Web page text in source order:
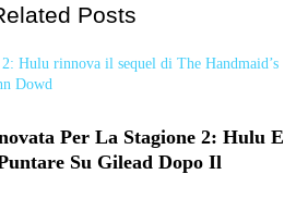
Posts
Per La Stagione 2: Hulu E
Su Gilead Dopo Il